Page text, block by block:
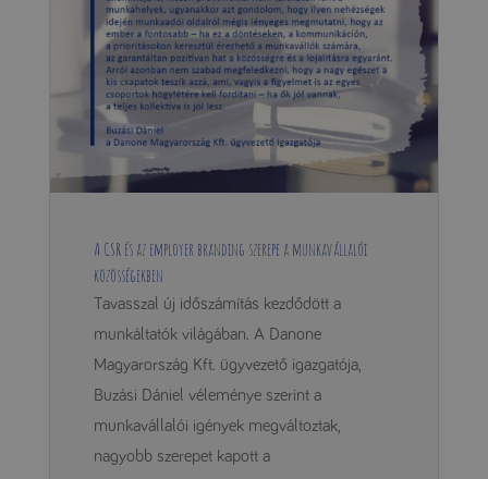
A CSR és az employer branding szerepe a munkavállalói
közösségekben
Tavasszal új időszámítás kezdődött a
munkáltatók világában. A Danone
Magyarország Kft. ügyvezető igazgatója,
Buzási Dániel véleménye szerint a
munkavállalói igények megváltoztak,
nagyobb szerepet kapott a